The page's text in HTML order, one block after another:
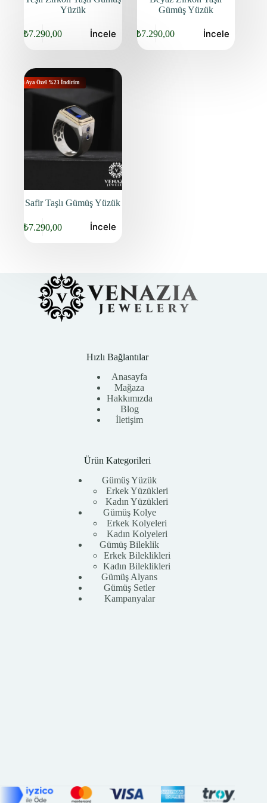
Yüzük
Orijinal
₺7.290,00
Şu
İncele
Gümüş Yüzük
Orijinal
fiyat:
₺7.290,00
Şu
andaki
İncele
Bu Aya Özel %23 İndirim
Safir Taşlı Gümüş Yüzük
Orijinal
₺7.290,00
Şu
İncele
Hızlı Bağlantılar
Anasayfa
Mağaza
Hakkımızda
Blog
İletişim
Ürün Kategorileri
Gümüş Yüzük
Erkek Yüzükleri
Kadın Yüzükleri
Gümüş Kolye
Erkek Kolyeleri
Kadın Kolyeleri
Gümüş Bileklik
Erkek Bileklikleri
Kadın Bileklikleri
Gümüş Alyans
Gümüş Setler
Kampanyalar